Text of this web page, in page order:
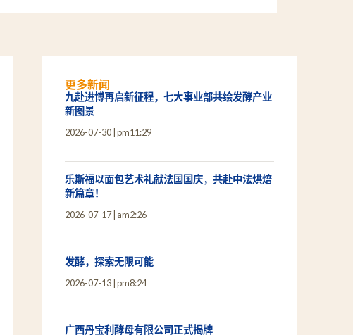
更多新闻
九赴进博再启新征程，七大事业部共绘发酵产业
新图景
2026-07-30 pm11:29
乐斯福以面包艺术礼献法国国庆，共赴中法烘焙
新篇章！
2026-07-17 am2:26
发酵，探索无限可能
2026-07-13 pm8:24
广西丹宝利酵母有限公司正式揭牌